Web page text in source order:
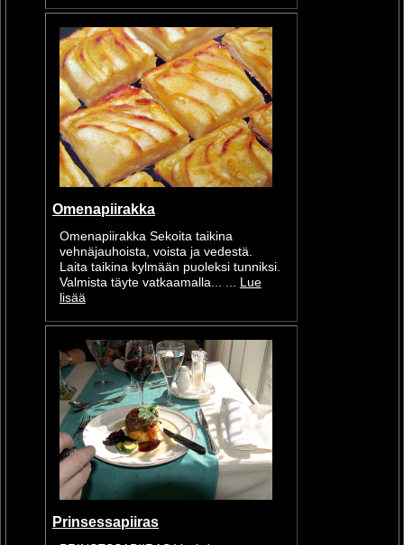
Omenapiirakka
Omenapiirakka Sekoita taikina
vehnäjauhoista, voista ja vedestä.
Laita taikina kylmään puoleksi tunniksi.
Valmista täyte vatkaamalla... ... Lue
lisää
Prinsessapiiras